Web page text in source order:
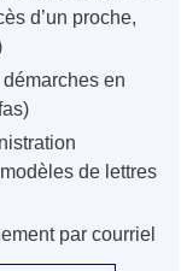
d’un proche,
en
de lettres
par courriel